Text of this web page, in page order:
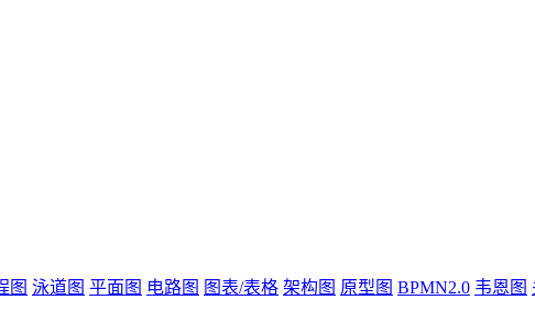
图 泳道图 平面图 电路图 图表/表格 架构图 原型图 BPMN2.0 韦恩图